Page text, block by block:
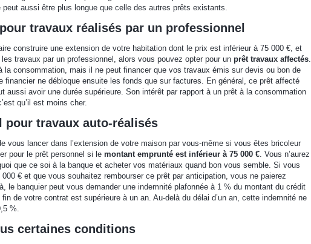
peut aussi être plus longue que celle des autres prêts existants.
travaux réalisés par un professionnel
construire une extension de votre habitation dont le prix est inférieur à 75 000 €, et
travaux par un professionnel, alors vous pouvez opter pour un prêt travaux affectés.
la consommation, mais il ne peut financer que vos travaux émis sur devis ou bon de
financier ne débloque ensuite les fonds que sur factures. En général, ce prêt affecté
aussi avoir une durée supérieure. Son intérêt par rapport à un prêt à la consommation
qu’il est moins cher.
pour travaux auto-réalisés
vous lancer dans l’extension de votre maison par vous-même si vous êtes bricoleur
pour le prêt personnel si le montant emprunté est inférieur à 75 000 €. Vous n’aurez
que ce soi à la banque et acheter vos matériaux quand bon vous semble. Si vous
€ et que vous souhaitez rembourser ce prêt par anticipation, vous ne paierez
le banquier peut vous demander une indemnité plafonnée à 1 % du montant du crédit
de votre contrat est supérieure à un an. Au-delà du délai d’un an, cette indemnité ne
%.
certaines conditions